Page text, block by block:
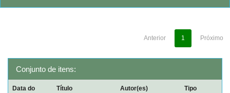
Anterior 1 Próximo
Conjunto de itens:
Data do
Título Autor(es) Tipo